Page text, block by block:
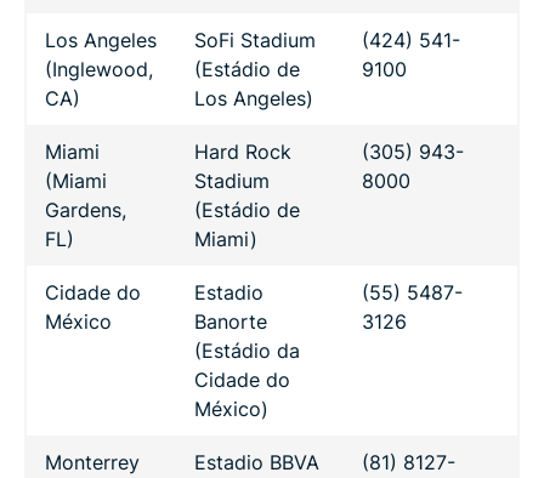
Los Angeles
(Inglewood,
CA)
SoFi Stadium
(Estádio de
Los Angeles)
(424) 541-
9100
Miami
(Miami
Gardens,
FL)
Hard Rock
Stadium
(Estádio de
Miami)
(305) 943-
8000
Cidade do
México
Estadio
Banorte
(Estádio da
Cidade do
México)
(55) 5487-
3126
Monterrey Estadio BBVA (81) 8127-